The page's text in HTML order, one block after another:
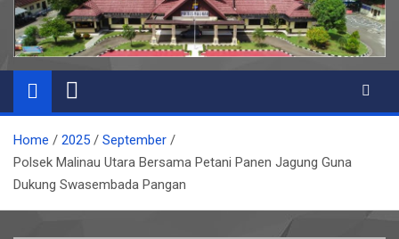
Home 2025
September
Polsek Malinau Utara Bersama Petani Panen Jagung Guna
Dukung Swasembada Pangan